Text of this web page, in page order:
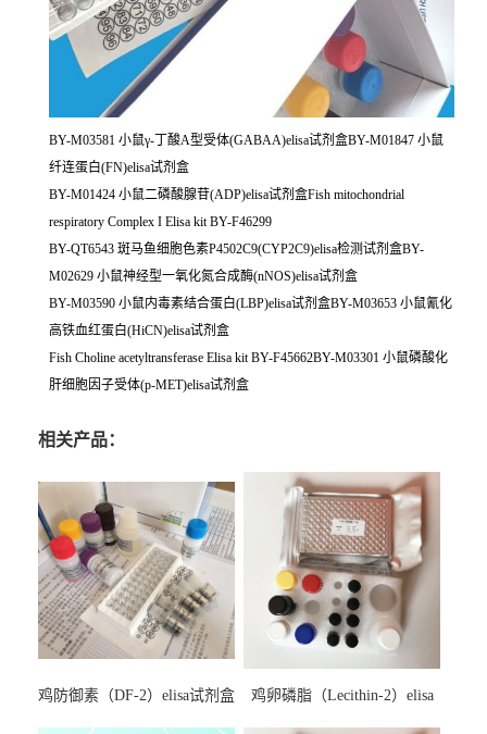
BY-M03581 小鼠γ-丁酸A型受体(GABAA)elisa试剂盒BY-M01847 小鼠
纤连蛋白(FN)elisa试剂盒
BY-M01424 小鼠二磷酸腺苷(ADP)elisa试剂盒Fish mitochondrial
respiratory Complex I Elisa kit BY-F46299
BY-QT6543 斑马鱼细胞色素P4502C9(CYP2C9)elisa检测试剂盒BY-
M02629 小鼠神经型一氧化氮合成酶(nNOS)elisa试剂盒
BY-M03590 小鼠内毒素结合蛋白(LBP)elisa试剂盒BY-M03653 小鼠氰化
高铁血红蛋白(HiCN)elisa试剂盒
Fish Choline acetyltransferase Elisa kit BY-F45662BY-M03301 小鼠磷酸化
肝细胞因子受体(p-MET)elisa试剂盒
相关产品：
鸡防御素（DF-2）elisa试剂盒
鸡卵磷脂（Lecithin-2）elisa